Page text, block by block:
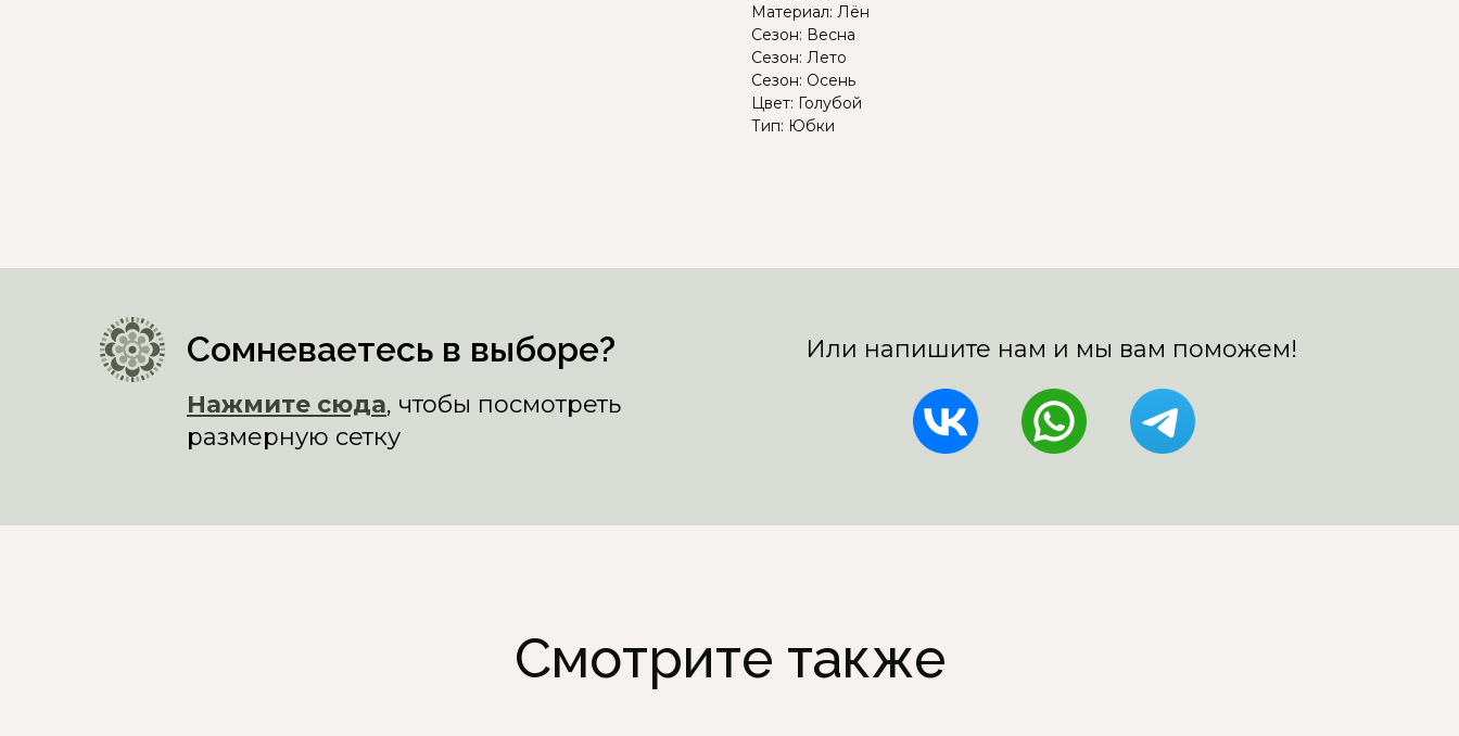
Материал: Лён
Сезон: Весна
Сезон: Лето
Сезон: Осень
Цвет: Голубой
Тип: Юбки
Сомневаетесь в выборе?
Нажмите сюда, чтобы посмотреть
размерную сетку
Или напишите нам и мы вам поможем!
Смотрите также